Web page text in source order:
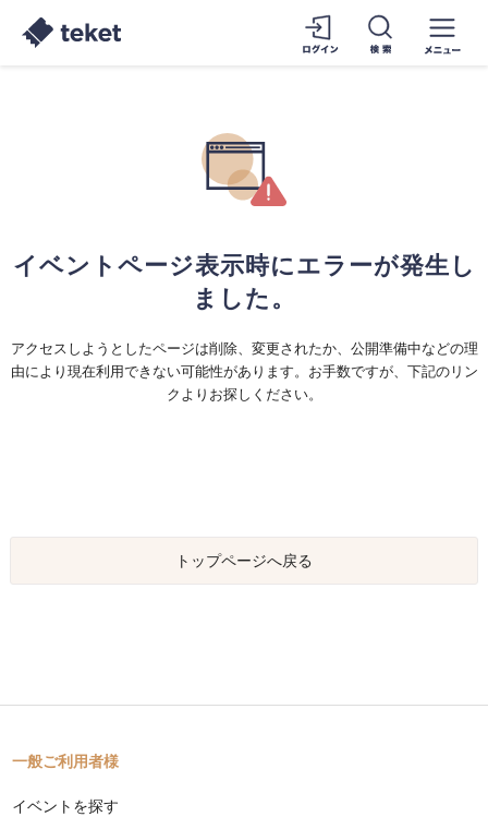
イベントページ表示時にエラーが発生し
ました。
アクセスしようとしたページは削除、変更されたか、公開準備中などの理
由により現在利用できない可能性があります。お手数ですが、下記のリン
クよりお探しください。
トップページへ戻る
一般ご利用者様
イベントを探す